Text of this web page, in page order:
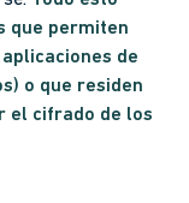
que permiten
de
o que residen
el cifrado de los